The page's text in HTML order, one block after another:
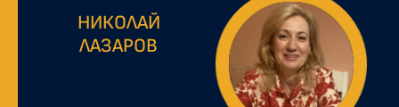
НИКОЛАЙ
ЛАЗАРОВ